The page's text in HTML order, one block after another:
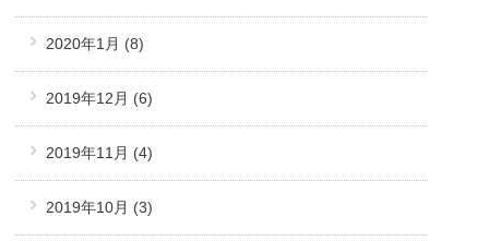
2020年1月 (8)
2019年12月 (6)
2019年11月 (4)
2019年10月 (3)